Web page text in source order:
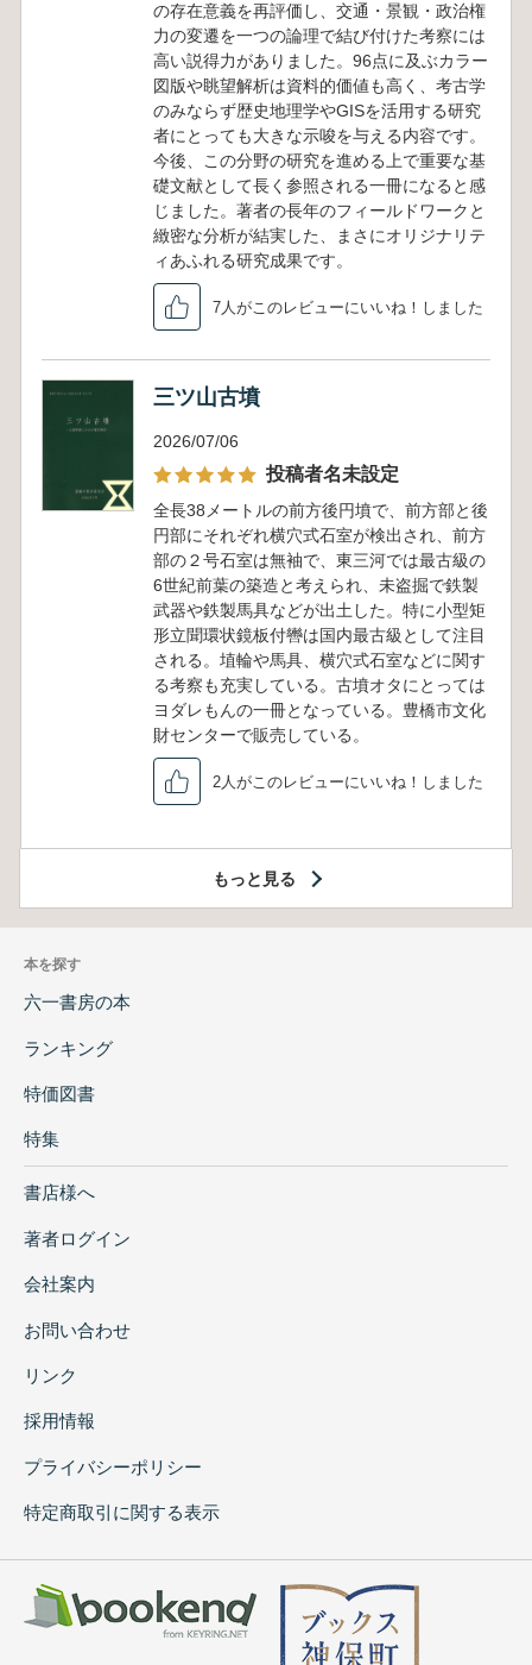
の存在意義を再評価し、交通・景観・政治権
力の変遷を一つの論理で結び付けた考察には
高い説得力がありました。96点に及ぶカラー
図版や眺望解析は資料的価値も高く、考古学
のみならず歴史地理学やGISを活用する研究
者にとっても大きな示唆を与える内容です。
今後、この分野の研究を進める上で重要な基
礎文献として長く参照される一冊になると感
じました。著者の長年のフィールドワークと
緻密な分析が結実した、まさにオリジナリテ
ィあふれる研究成果です。
7人がこのレビューにいいね！しました
三ツ山古墳
2026/07/06
投稿者名未設定
全長38メートルの前方後円墳で、前方部と後
円部にそれぞれ横穴式石室が検出され、前方
部の２号石室は無袖で、東三河では最古級の
6世紀前葉の築造と考えられ、未盗掘で鉄製
武器や鉄製馬具などが出土した。特に小型矩
形立聞環状鏡板付轡は国内最古級として注目
される。埴輪や馬具、横穴式石室などに関す
る考察も充実している。古墳オタにとっては
ヨダレもんの一冊となっている。豊橋市文化
財センターで販売している。
2人がこのレビューにいいね！しました
もっと見る
本を探す
六一書房の本
ランキング
特価図書
特集
書店様へ
著者ログイン
会社案内
お問い合わせ
リンク
採用情報
プライバシーポリシー
特定商取引に関する表示